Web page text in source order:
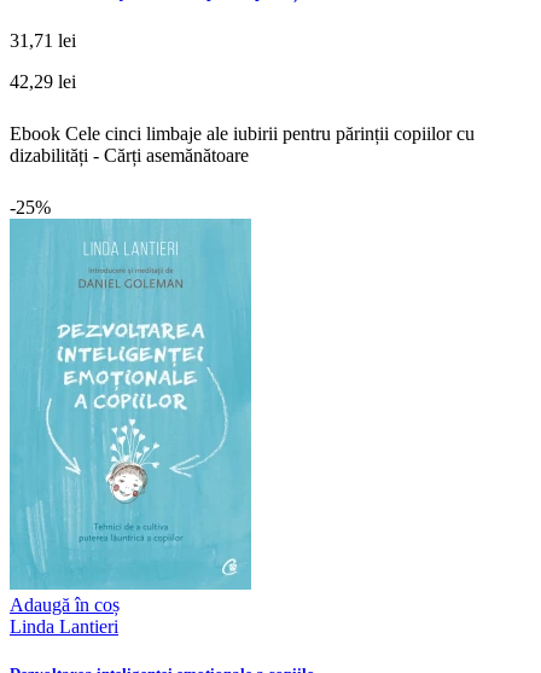
31,71 lei
42,29 lei
Ebook Cele cinci limbaje ale iubirii pentru părinții copiilor cu
dizabilități - Cărți asemănătoare
-25%
Adaugă în coș
Linda Lantieri